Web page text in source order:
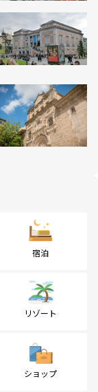
宿泊
リゾート
ショップ